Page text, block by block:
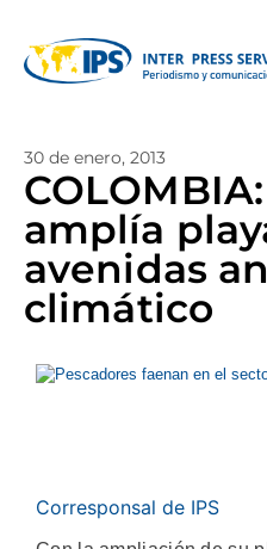
30 de enero, 2013
amplía
avenidas
climático
Corresponsal de IPS